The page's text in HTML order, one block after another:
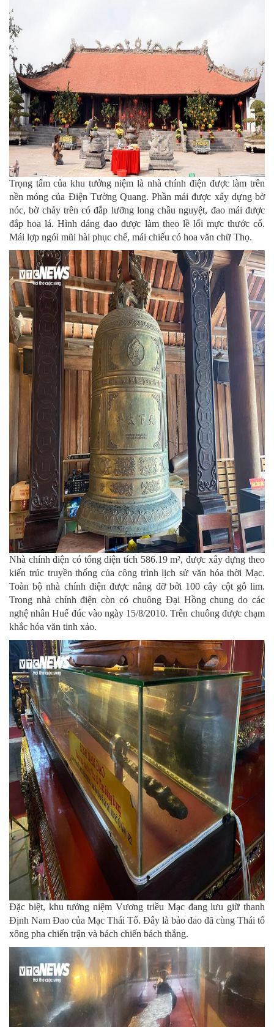
Trọng tâm của khu tưởng niệm là nhà chính điện được làm trên
nền móng của Điện Tường Quang. Phần mái được xây dựng bờ
nóc, bờ chảy trên có đắp lưỡng long chầu nguyệt, đao mái được
đắp hoa lá. Hình dáng đao được làm theo lề lối mực thước cổ.
Mái lợp ngói mũi hài phục chế, mái chiếu có hoa văn chữ Thọ.
Nhà chính điện có tổng diện tích 586.19 m², được xây dựng theo
kiến trúc truyền thống của công trình lịch sử văn hóa thời Mạc.
Toàn bộ nhà chính điện được nâng đỡ bởi 100 cây cột gỗ lim.
Trong nhà chính điện còn có chuông Đại Hồng chung do các
nghệ nhân Huế đúc vào ngày 15/8/2010. Trên chuông được chạm
khắc hóa văn tinh xảo.
Đặc biệt, khu tưởng niệm Vương triều Mạc đang lưu giữ thanh
Định Nam Đao của Mạc Thái Tổ. Đây là bảo đao đã cùng Thái tổ
xông pha chiến trận và bách chiến bách thắng.